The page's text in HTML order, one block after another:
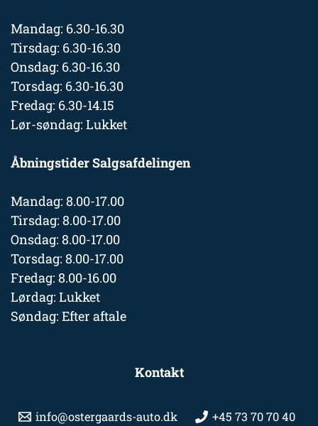
Mandag: 6.30-16.30
Tirsdag: 6.30-16.30
Onsdag: 6.30-16.30
Torsdag: 6.30-16.30
Fredag: 6.30-14.15
Lør-søndag: Lukket
Åbningstider Salgsafdelingen
Mandag: 8.00-17.00
Tirsdag: 8.00-17.00
Onsdag: 8.00-17.00
Torsdag: 8.00-17.00
Fredag: 8.00-16.00
Lørdag: Lukket
Søndag: Efter aftale
Kontakt
info@ostergaards-auto.dk
+45 73 70 70 40